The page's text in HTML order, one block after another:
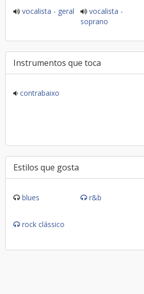
vocalista - geral
vocalista -
soprano
Instrumentos que toca
contrabaixo
Estilos que gosta
blues r&b
rock clássico